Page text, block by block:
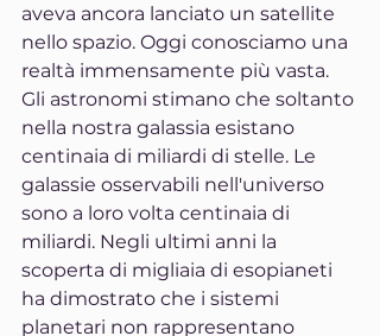
aveva ancora lanciato un satellite
nello spazio. Oggi conosciamo una
realtà immensamente più vasta.
Gli astronomi stimano che soltanto
nella nostra galassia esistano
centinaia di miliardi di stelle. Le
galassie osservabili nell'universo
sono a loro volta centinaia di
miliardi. Negli ultimi anni la
scoperta di migliaia di esopianeti
ha dimostrato che i sistemi
planetari non rappresentano